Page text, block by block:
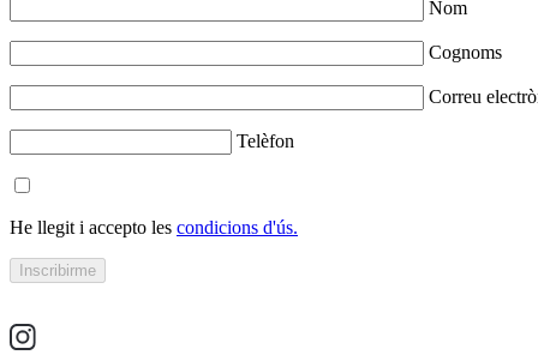
Nom
Cognoms
Correu
Telèfon
He llegit i accepto les condicions d'ús.